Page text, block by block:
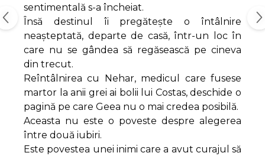
sentimentală s-a încheiat.
Însă destinul îi pregătește o întâlnire
neașteptată, departe de casă, într-un loc în
care nu se gândea să regăsească pe cineva
din trecut.
Reîntâlnirea cu Nehar, medicul care fusese
martor la anii grei ai bolii lui Costas, deschide o
pagină pe care Geea nu o mai credea posibilă.
Aceasta nu este o poveste despre alegerea
între două iubiri.
Este povestea unei inimi care a avut curajul să